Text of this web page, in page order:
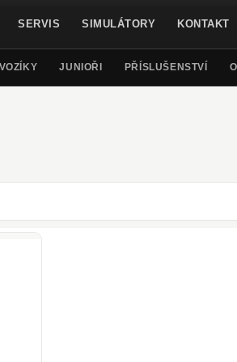
SERVIS SIMULÁTORY KONTAKT
JUNIOŘI PŘÍSLUŠENSTVÍ